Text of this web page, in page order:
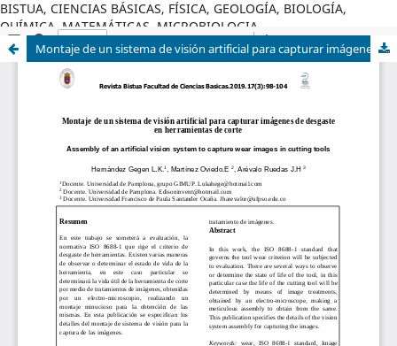
BISTUA, CIENCIAS BÁSICAS, FÍSICA, GEOLOGÍA, BIOLOGÍA,
QUÍMICA, MATEMÁTICAS, MICROBIOLOGIA
Montaje de un sistema de visión artificial para capturar imágenes de desgaste en herramientas de corte